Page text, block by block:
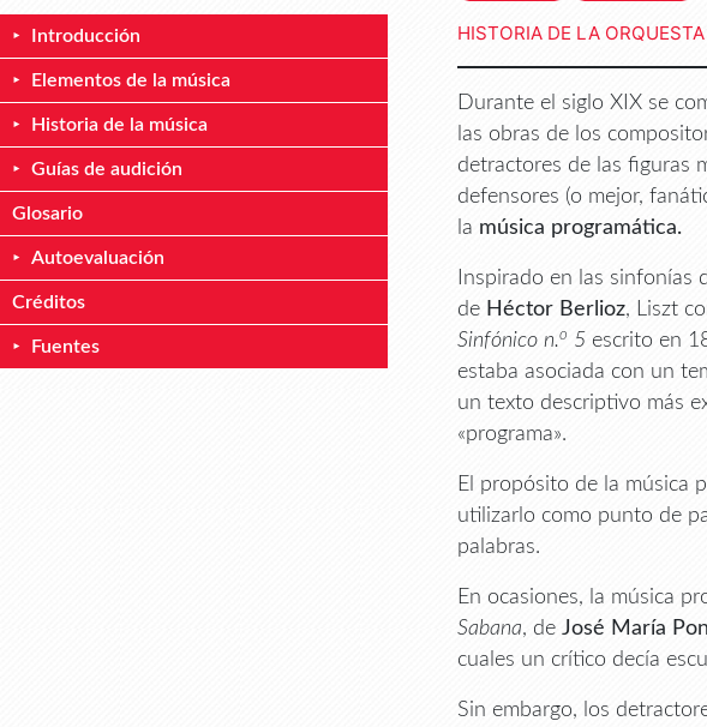
Introducción
Elementos de la música
Historia de la música
Guías de audición
Glosario
Autoevaluación
Créditos
Fuentes
HISTORIA DE LA ORQUESTA
Durante el siglo XIX se
las obras de los
detractores de las figuras
defensores (o mejor,
la música programática.
Inspirado en las sinfonías
de Héctor Berlioz, Liszt
Sinfónico n.o 5 escrito en
estaba asociada con un
un texto descriptivo más
«programa».
El propósito de la música
utilizarlo como punto de
palabras.
En ocasiones, la música
Sabana, deJosé María
cuales un crítico decía
Sin embargo, los